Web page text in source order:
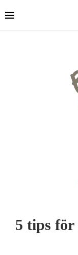
5 tips för